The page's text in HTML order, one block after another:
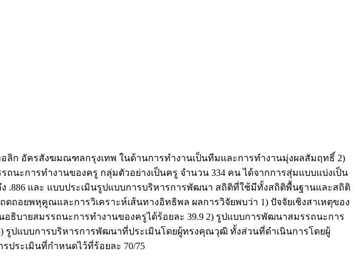
อลิก อัครสังฆมณฑลกรุงเทพ ในด้านการทำงานเป็นทีมและการทำงานมุ่งผลสัมฤทธิ์ 2)
ะการทำงานของครู กลุ่มตัวอย่างเป็นครู จำนวน 334 คน ได้จากการสุ่มแบบแบ่งเป็น
.886 และ แบบประเมินรูปแบบการบริหารการพัฒนา สถิติที่ใช้มีทั้งสถิติพื้นฐานและสถิติ
ถอยพหุคูณและการวิเคราะห์เส้นทางอิทธิพล ผลการวิจัยพบว่า 1) ปัจจัยเชิงสาเหตุของ
บายสมรรถนะการทำงานของครูได้ร้อยละ 39.9 2) รูปแบบการพัฒนาสมรรถนะการ
รูปแบบการบริหารการพัฒนาที่ประเมินโดยผู้ทรงคุณวุฒิ ทั้งส่วนที่ดำเนินการโดยผู้
ประเมินที่กำหนดไว้ที่ร้อยละ 70/75